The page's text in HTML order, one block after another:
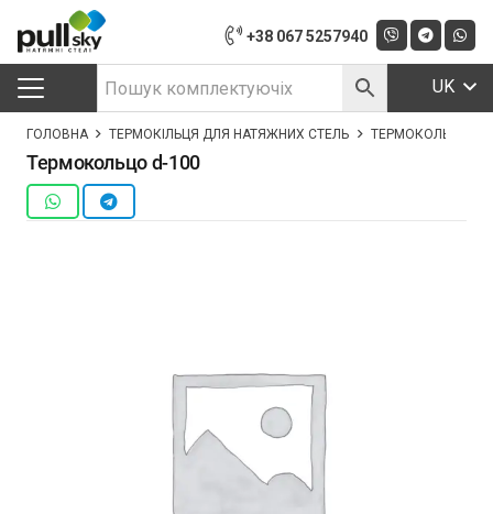
+38 067 5257940
UK
ГОЛОВНА ТЕРМОКІЛЬЦЯ ДЛЯ НАТЯЖНИХ СТЕЛЬ ТЕРМОКОЛЬЦО D-
Термокольцо d-100